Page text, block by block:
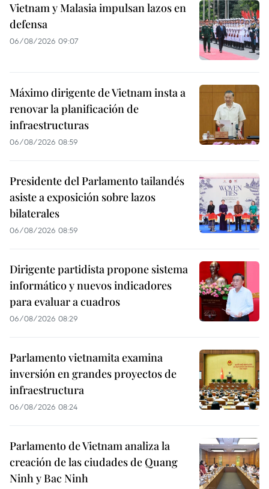
Vietnam y Malasia impulsan lazos en
defensa
06/08/2026 09:07
Máximo dirigente de Vietnam insta a
renovar la planificación de
infraestructuras
06/08/2026 08:59
Presidente del Parlamento tailandés
asiste a exposición sobre lazos
bilaterales
06/08/2026 08:59
Dirigente partidista propone sistema
informático y nuevos indicadores
para evaluar a cuadros
06/08/2026 08:29
Parlamento vietnamita examina
inversión en grandes proyectos de
infraestructura
06/08/2026 08:24
Parlamento de Vietnam analiza la
creación de las ciudades de Quang
Ninh y Bac Ninh